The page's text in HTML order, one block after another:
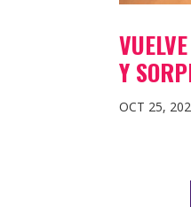
Y
OCT 25,